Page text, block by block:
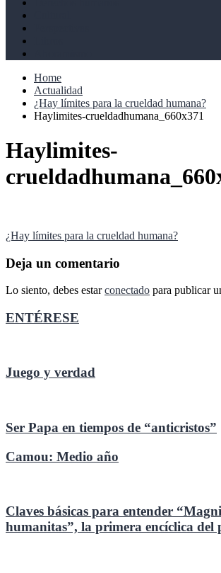
Home
Actualidad
¿Hay límites para la crueldad humana?
Haylimites-crueldadhumana_660x371
Haylimites-
Navegación
de
entradas
¿Hay límites para la crueldad humana?
Deja un comentario
Lo siento, debes estarconectado para publicar
ENTÉRESE
Juego y verdad
Ser Papa en tiempos de “anticristos”
Camou: Medio año
Claves básicas para entender
humanitas”, la primera encíclica